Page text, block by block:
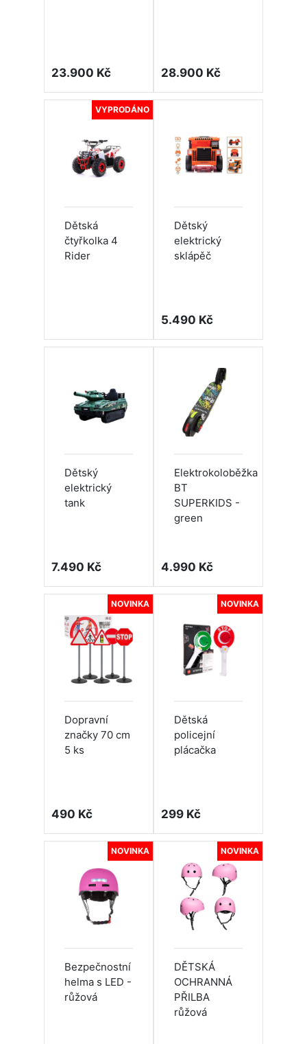
23.900 Kč 28.900 Kč
VYPRODÁNO
Dětská
čtyřkolka 4
Rider
Dětský
elektrický
sklápěč
5.490 Kč
Dětský
elektrický
tank
7.490 Kč
Elektrokoloběžka
BT
SUPERKIDS -
green
4.990 Kč
NOVINKA
Dopravní
značky 70 cm
5 ks
490 Kč
NOVINKA
Dětská
policejní
plácačka
299 Kč
NOVINKA
Bezpečnostní
helma s LED -
růžová
NOVINKA
DĚTSKÁ
OCHRANNÁ
PŘILBA
růžová